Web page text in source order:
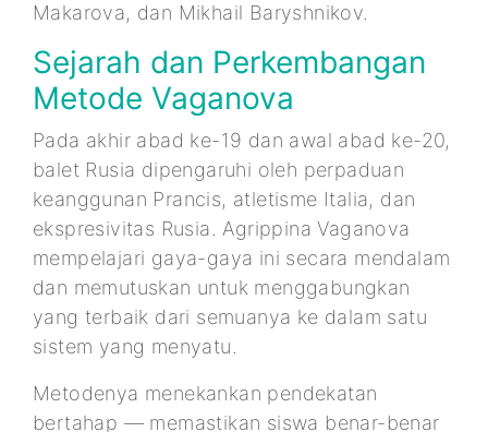
Makarova, dan Mikhail Baryshnikov.
Sejarah dan Perkembangan
Metode Vaganova
Pada akhir abad ke-19 dan awal abad ke-20,
balet Rusia dipengaruhi oleh perpaduan
keanggunan Prancis, atletisme Italia, dan
ekspresivitas Rusia. Agrippina Vaganova
mempelajari gaya-gaya ini secara mendalam
dan memutuskan untuk menggabungkan
yang terbaik dari semuanya ke dalam satu
sistem yang menyatu.
Metodenya menekankan pendekatan
bertahap — memastikan siswa benar-benar